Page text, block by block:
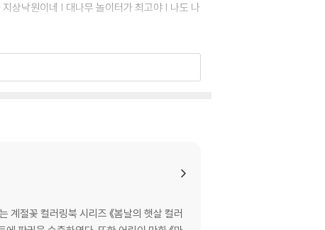
상낙원이네 | 대나무 놀이터가 최고야 | 나도 나
렇게 해봐요, 찰칵! | 갓 구운 빵이에요 | 봄봄봄!
계절꽃 컬러링북 시리즈 《봄날의 햇살 컬러